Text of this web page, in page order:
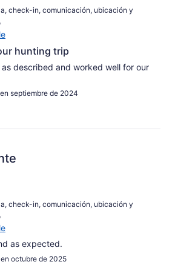
check-in, comunicación, ubicación y
hunting trip
described and worked well for our
septiembre de 2024
check-in, comunicación, ubicación y
as expected.
octubre de 2025